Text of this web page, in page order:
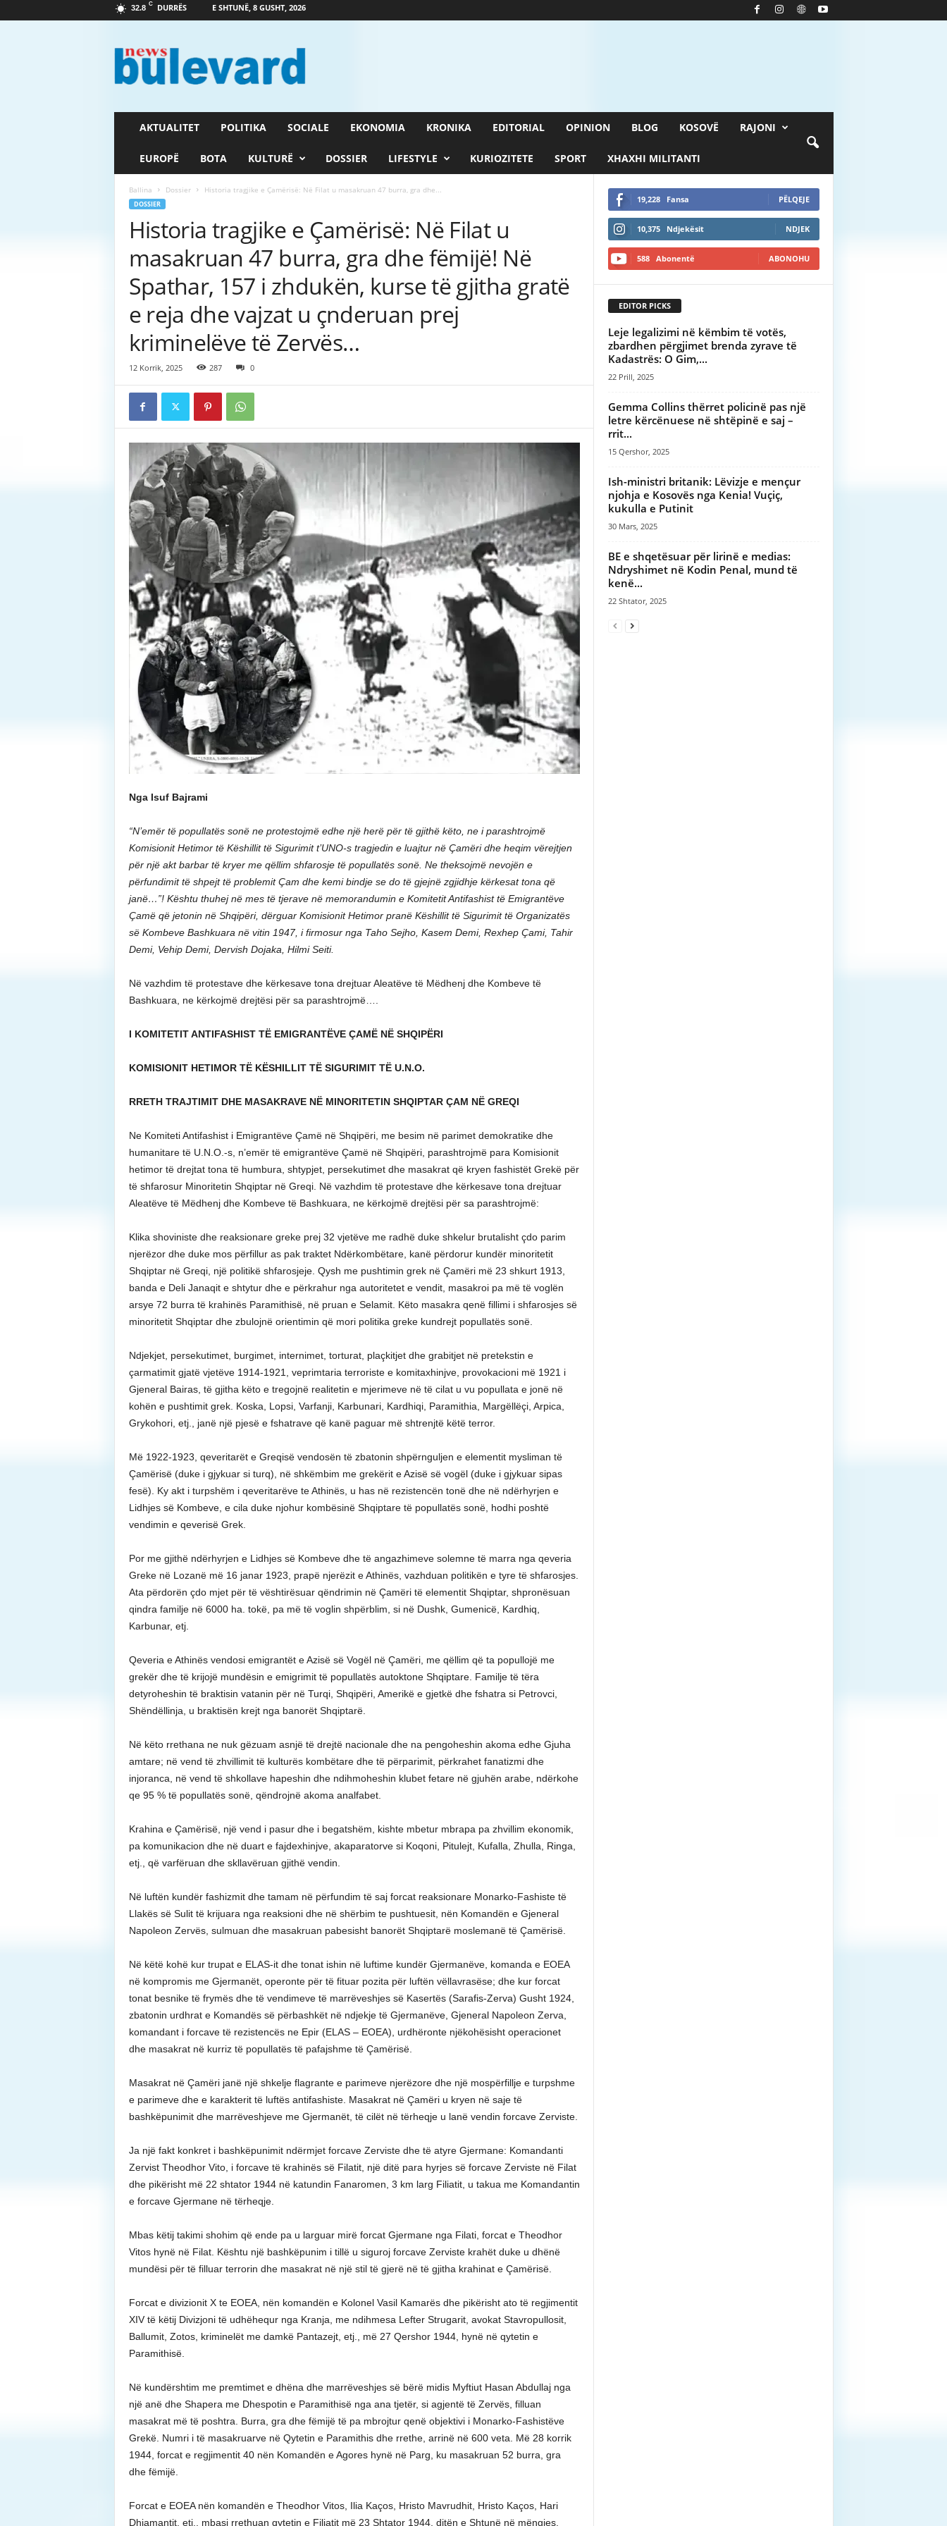
32.8 C DURRËS E SHTUNË, 8 GUSHT, 2026
a
AKTUALITET POLITIKA SOCIALE EKONOMIA KRONIKA EDITORIAL OPINION BLOG KOSOVË RAJONI
EUROPË BOTA KULTURË DOSSIER LIFESTYLE KURIOZITETE SPORT XHAXHI MILITANTI
Ballina Dossier Historia tragjike e Çamërisë: Në Filat u masakruan 47 burra, gra dhe...
DOSSIER
Historia tragjike e Çamërisë: Në Filat u
masakruan 47 burra, gra dhe fëmijë! Në
Spathar, 157 i zhdukën, kurse të gjitha gratë
e reja dhe vajzat u çnderuan prej
kriminelëve të Zervës…
12 Korrik, 2025 287 0
Nga Isuf Bajrami
“N’emër të popullatës sonë ne protestojmë edhe një herë për të gjithë këto, ne i parashtrojmë
Komisionit Hetimor të Këshillit të Sigurimit t’UNO-s tragjedin e luajtur në Çamëri dhe heqim vërejtjen
për një akt barbar të kryer me qëllim shfarosje të popullatës sonë. Ne theksojmë nevojën e
përfundimit të shpejt të problemit Çam dhe kemi bindje se do të gjejnë zgjidhje kërkesat tona që
janë…”! Kështu thuhej në mes të tjerave në memorandumin e Komitetit Antifashist të Emigrantëve
Çamë që jetonin në Shqipëri, dërguar Komisionit Hetimor pranë Këshillit të Sigurimit të Organizatës
së Kombeve Bashkuara në vitin 1947, i firmosur nga Taho Sejho, Kasem Demi, Rexhep Çami, Tahir
Demi, Vehip Demi, Dervish Dojaka, Hilmi Seiti.
Në vazhdim të protestave dhe kërkesave tona drejtuar Aleatëve të Mëdhenj dhe Kombeve të
Bashkuara, ne kërkojmë drejtësi për sa parashtrojmë….
I KOMITETIT ANTIFASHIST TË EMIGRANTËVE ÇAMË NË SHQIPËRI
KOMISIONIT HETIMOR TË KËSHILLIT TË SIGURIMIT TË U.N.O.
RRETH TRAJTIMIT DHE MASAKRAVE NË MINORITETIN SHQIPTAR ÇAM NË GREQI
Ne Komiteti Antifashist i Emigrantëve Çamë në Shqipëri, me besim në parimet demokratike dhe
humanitare të U.N.O.-s, n’emër të emigrantëve Çamë në Shqipëri, parashtrojmë para Komisionit
hetimor të drejtat tona të humbura, shtypjet, persekutimet dhe masakrat që kryen fashistët Grekë për
të shfarosur Minoritetin Shqiptar në Greqi. Në vazhdim të protestave dhe kërkesave tona drejtuar
Aleatëve të Mëdhenj dhe Kombeve të Bashkuara, ne kërkojmë drejtësi për sa parashtrojmë:
Klika shoviniste dhe reaksionare greke prej 32 vjetëve me radhë duke shkelur brutalisht çdo parim
njerëzor dhe duke mos përfillur as pak traktet Ndërkombëtare, kanë përdorur kundër minoritetit
Shqiptar në Greqi, një politikë shfarosjeje. Qysh me pushtimin grek në Çamëri më 23 shkurt 1913,
banda e Deli Janaqit e shtytur dhe e përkrahur nga autoritetet e vendit, masakroi pa më të voglën
arsye 72 burra të krahinës Paramithisë, në pruan e Selamit. Këto masakra qenë fillimi i shfarosjes së
minoritetit Shqiptar dhe zbulojnë orientimin që mori politika greke kundrejt popullatës sonë.
Ndjekjet, persekutimet, burgimet, internimet, torturat, plaçkitjet dhe grabitjet në pretekstin e
çarmatimit gjatë vjetëve 1914-1921, veprimtaria terroriste e komitaxhinjve, provokacioni më 1921 i
Gjeneral Bairas, të gjitha këto e tregojnë realitetin e mjerimeve në të cilat u vu popullata e jonë në
kohën e pushtimit grek. Koska, Lopsi, Varfanji, Karbunari, Kardhiqi, Paramithia, Margëllëçi, Arpica,
Grykohori, etj., janë një pjesë e fshatrave që kanë paguar më shtrenjtë këtë terror.
Më 1922-1923, qeveritarët e Greqisë vendosën të zbatonin shpërnguljen e elementit mysliman të
Çamërisë (duke i gjykuar si turq), në shkëmbim me grekërit e Azisë së vogël (duke i gjykuar sipas
fesë). Ky akt i turpshëm i qeveritarëve te Athinës, u has në rezistencën tonë dhe në ndërhyrjen e
Lidhjes së Kombeve, e cila duke njohur kombësinë Shqiptare të popullatës sonë, hodhi poshtë
vendimin e qeverisë Grek.
Por me gjithë ndërhyrjen e Lidhjes së Kombeve dhe të angazhimeve solemne të marra nga qeveria
Greke në Lozanë më 16 janar 1923, prapë njerëzit e Athinës, vazhduan politikën e tyre të shfarosjes.
Ata përdorën çdo mjet për të vështirësuar qëndrimin në Çamëri të elementit Shqiptar, shpronësuan
qindra familje në 6000 ha. tokë, pa më të voglin shpërblim, si në Dushk, Gumenicë, Kardhiq,
Karbunar, etj.
Qeveria e Athinës vendosi emigrantët e Azisë së Vogël në Çamëri, me qëllim që ta popullojë me
grekër dhe të krijojë mundësin e emigrimit të popullatës autoktone Shqiptare. Familje të tëra
detyroheshin të braktisin vatanin për në Turqi, Shqipëri, Amerikë e gjetkë dhe fshatra si Petrovci,
Shëndëllinja, u braktisën krejt nga banorët Shqiptarë.
Në këto rrethana ne nuk gëzuam asnjë të drejtë nacionale dhe na pengoheshin akoma edhe Gjuha
amtare; në vend të zhvillimit të kulturës kombëtare dhe të përparimit, përkrahet fanatizmi dhe
injoranca, në vend të shkollave hapeshin dhe ndihmoheshin klubet fetare në gjuhën arabe, ndërkohe
qe 95 % të popullatës sonë, qëndrojnë akoma analfabet.
Krahina e Çamërisë, një vend i pasur dhe i begatshëm, kishte mbetur mbrapa pa zhvillim ekonomik,
pa komunikacion dhe në duart e fajdexhinjve, akaparatorve si Koqoni, Pitulejt, Kufalla, Zhulla, Ringa,
etj., që varfëruan dhe skllavëruan gjithë vendin.
Në luftën kundër fashizmit dhe tamam në përfundim të saj forcat reaksionare Monarko-Fashiste të
Llakës së Sulit të krijuara nga reaksioni dhe në shërbim te pushtuesit, nën Komandën e Gjeneral
Napoleon Zervës, sulmuan dhe masakruan pabesisht banorët Shqiptarë moslemanë të Çamërisë.
Në këtë kohë kur trupat e ELAS-it dhe tonat ishin në luftime kundër Gjermanëve, komanda e EOEA
në kompromis me Gjermanët, operonte për të fituar pozita për luftën vëllavrasëse; dhe kur forcat
tonat besnike të frymës dhe të vendimeve të marrëveshjes së Kasertës (Sarafis-Zerva) Gusht 1924,
zbatonin urdhrat e Komandës së përbashkët në ndjekje të Gjermanëve, Gjeneral Napoleon Zerva,
komandant i forcave të rezistencës ne Epir (ELAS – EOEA), urdhëronte njëkohësisht operacionet
dhe masakrat në kurriz të popullatës të pafajshme të Çamërisë.
Masakrat në Çamëri janë një shkelje flagrante e parimeve njerëzore dhe një mospërfillje e turpshme
e parimeve dhe e karakterit të luftës antifashiste. Masakrat në Çamëri u kryen në saje të
bashkëpunimit dhe marrëveshjeve me Gjermanët, të cilët në tërheqje u lanë vendin forcave Zerviste.
Ja një fakt konkret i bashkëpunimit ndërmjet forcave Zerviste dhe të atyre Gjermane: Komandanti
Zervist Theodhor Vito, i forcave të krahinës së Filatit, një ditë para hyrjes së forcave Zerviste në Filat
dhe pikërisht më 22 shtator 1944 në katundin Fanaromen, 3 km larg Filiatit, u takua me Komandantin
e forcave Gjermane në tërheqje.
Mbas këtij takimi shohim që ende pa u larguar mirë forcat Gjermane nga Filati, forcat e Theodhor
Vitos hynë në Filat. Kështu një bashkëpunim i tillë u siguroj forcave Zerviste krahët duke u dhënë
mundësi për të filluar terrorin dhe masakrat në një stil të gjerë në të gjitha krahinat e Çamërisë.
Forcat e divizionit X te EOEA, nën komandën e Kolonel Vasil Kamarës dhe pikërisht ato të regjimentit
XIV të këtij Divizjoni të udhëhequr nga Kranja, me ndihmesa Lefter Strugarit, avokat Stavropullosit,
Ballumit, Zotos, kriminelët me damkë Pantazejt, etj., më 27 Qershor 1944, hynë në qytetin e
Paramithisë.
Në kundërshtim me premtimet e dhëna dhe marrëveshjes së bërë midis Myftiut Hasan Abdullaj nga
një anë dhe Shapera me Dhespotin e Paramithisë nga ana tjetër, si agjentë të Zervës, filluan
masakrat më të poshtra. Burra, gra dhe fëmijë të pa mbrojtur qenë objektivi i Monarko-Fashistëve
Grekë. Numri i të masakruarve në Qytetin e Paramithis dhe rrethe, arrinë në 600 veta. Më 28 korrik
1944, forcat e regjimentit 40 nën Komandën e Agores hynë në Parg, ku masakruan 52 burra, gra
dhe fëmijë.
Forcat e EOEA nën komandën e Theodhor Vitos, Ilia Kaços, Hristo Mavrudhit, Hristo Kaços, Hari
Dhiamantit, etj., mbasi rrethuan qytetin e Filiatit më 23 Shtator 1944, ditën e Shtunë në mëngjes,
19,228 Fansa PËLQEJE
10,375 Ndjekësit NDJEK
588 Abonentë ABONOHU
EDITOR PICKS
Leje legalizimi në këmbim të votës,
zbardhen përgjimet brenda zyrave të
Kadastrës: O Gim,...
22 Prill, 2025
Gemma Collins thërret policinë pas një
letre kërcënuese në shtëpinë e saj –
rrit...
15 Qershor, 2025
Ish-ministri britanik: Lëvizje e mençur
njohja e Kosovës nga Kenia! Vuçiç,
kukulla e Putinit
30 Mars, 2025
BE e shqetësuar për lirinë e medias:
Ndryshimet në Kodin Penal, mund të
kenë...
22 Shtator, 2025